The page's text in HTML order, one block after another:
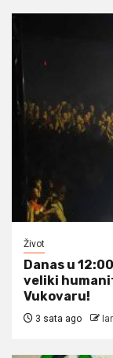
Život
Danas u
veliki
Vukovaru!
3 sata ago